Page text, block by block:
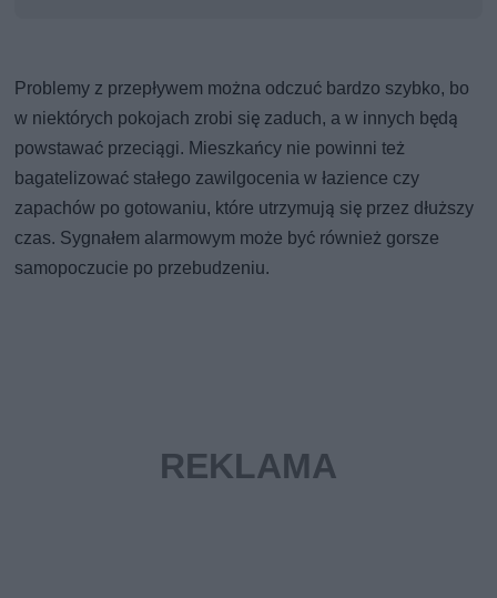
Problemy z przepływem można odczuć bardzo szybko, bo
w niektórych pokojach zrobi się zaduch, a w innych będą
powstawać przeciągi. Mieszkańcy nie powinni też
bagatelizować stałego zawilgocenia w łazience czy
zapachów po gotowaniu, które utrzymują się przez dłuższy
czas. Sygnałem alarmowym może być również gorsze
samopoczucie po przebudzeniu.